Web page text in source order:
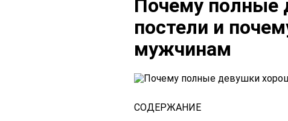
Почему полные
постели и
мужчинам
СОДЕРЖАНИЕ